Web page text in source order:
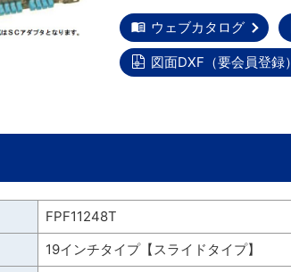
ウェブカタログ
図面DXF（要会員登録）
FPF11248T
19インチタイプ【スライドタイプ】